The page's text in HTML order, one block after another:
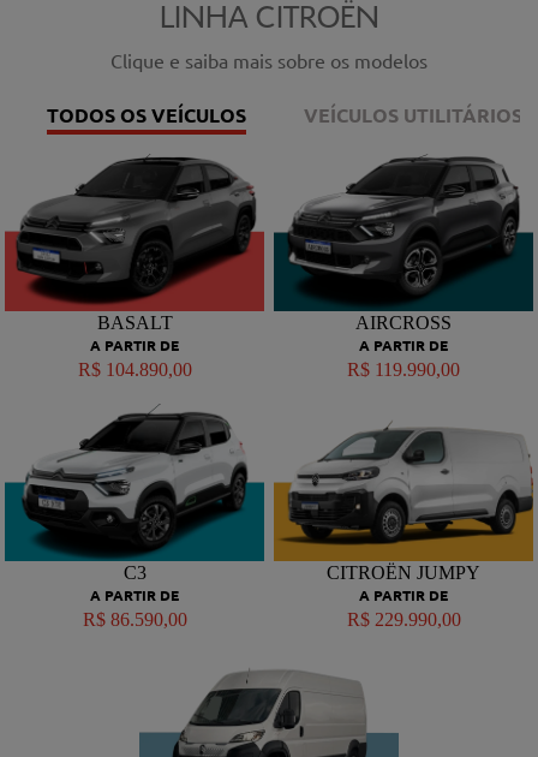
LINHA CITROËN
Clique e saiba mais sobre os modelos
TODOS OS VEÍCULOS VEÍCULOS UTILITÁRIOS
BASALT
A PARTIR DE
R$ 104.890,00
AIRCROSS
A PARTIR DE
R$ 119.990,00
C3
A PARTIR DE
R$ 86.590,00
CITROËN JUMPY
A PARTIR DE
R$ 229.990,00